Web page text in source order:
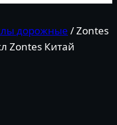
дорожные /Zontes
Zontes Китай